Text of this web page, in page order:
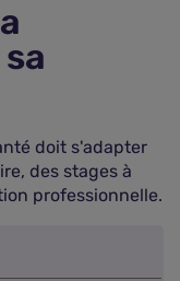
doit s'adapter
des stages à
professionnelle.